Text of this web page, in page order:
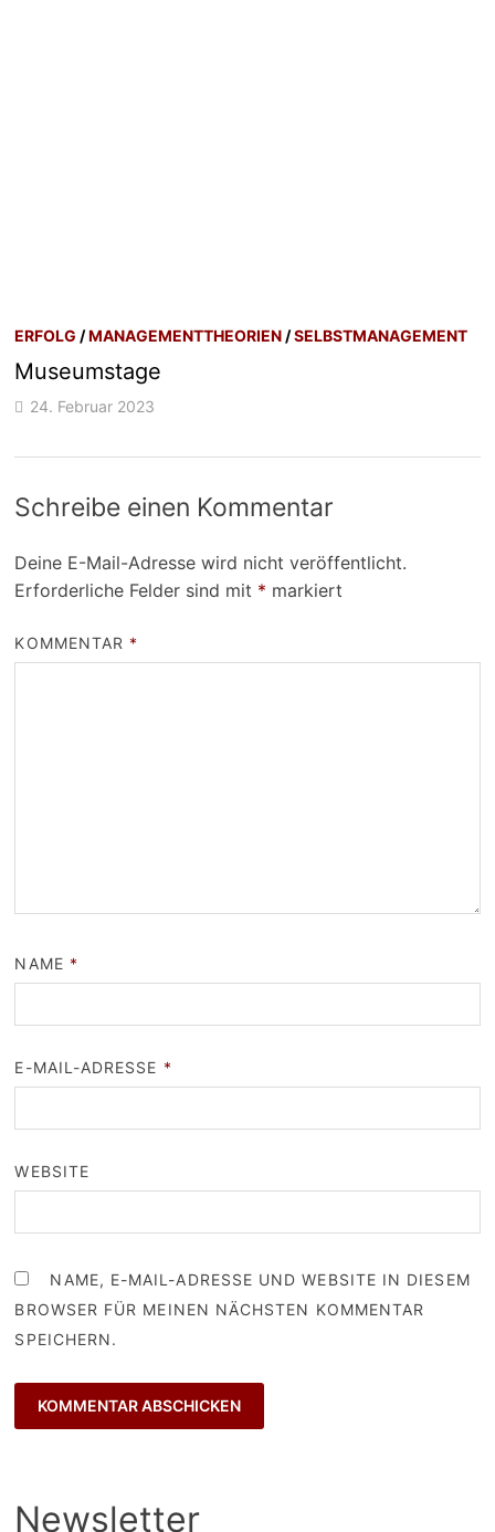
ERFOLG /MANAGEMENTTHEORIEN /SELBSTMANAGEMENT
Museumstage
24. Februar 2023
Schreibe einen Kommentar
Deine E-Mail-Adresse wird nicht veröffentlicht.
Erforderliche Felder sind mit * markiert
KOMMENTAR *
NAME *
E-MAIL-ADRESSE *
WEBSITE
NAME, E-MAIL-ADRESSE UND WEBSITE IN DIESEM
BROWSER FÜR MEINEN NÄCHSTEN KOMMENTAR
SPEICHERN.
Newsletter